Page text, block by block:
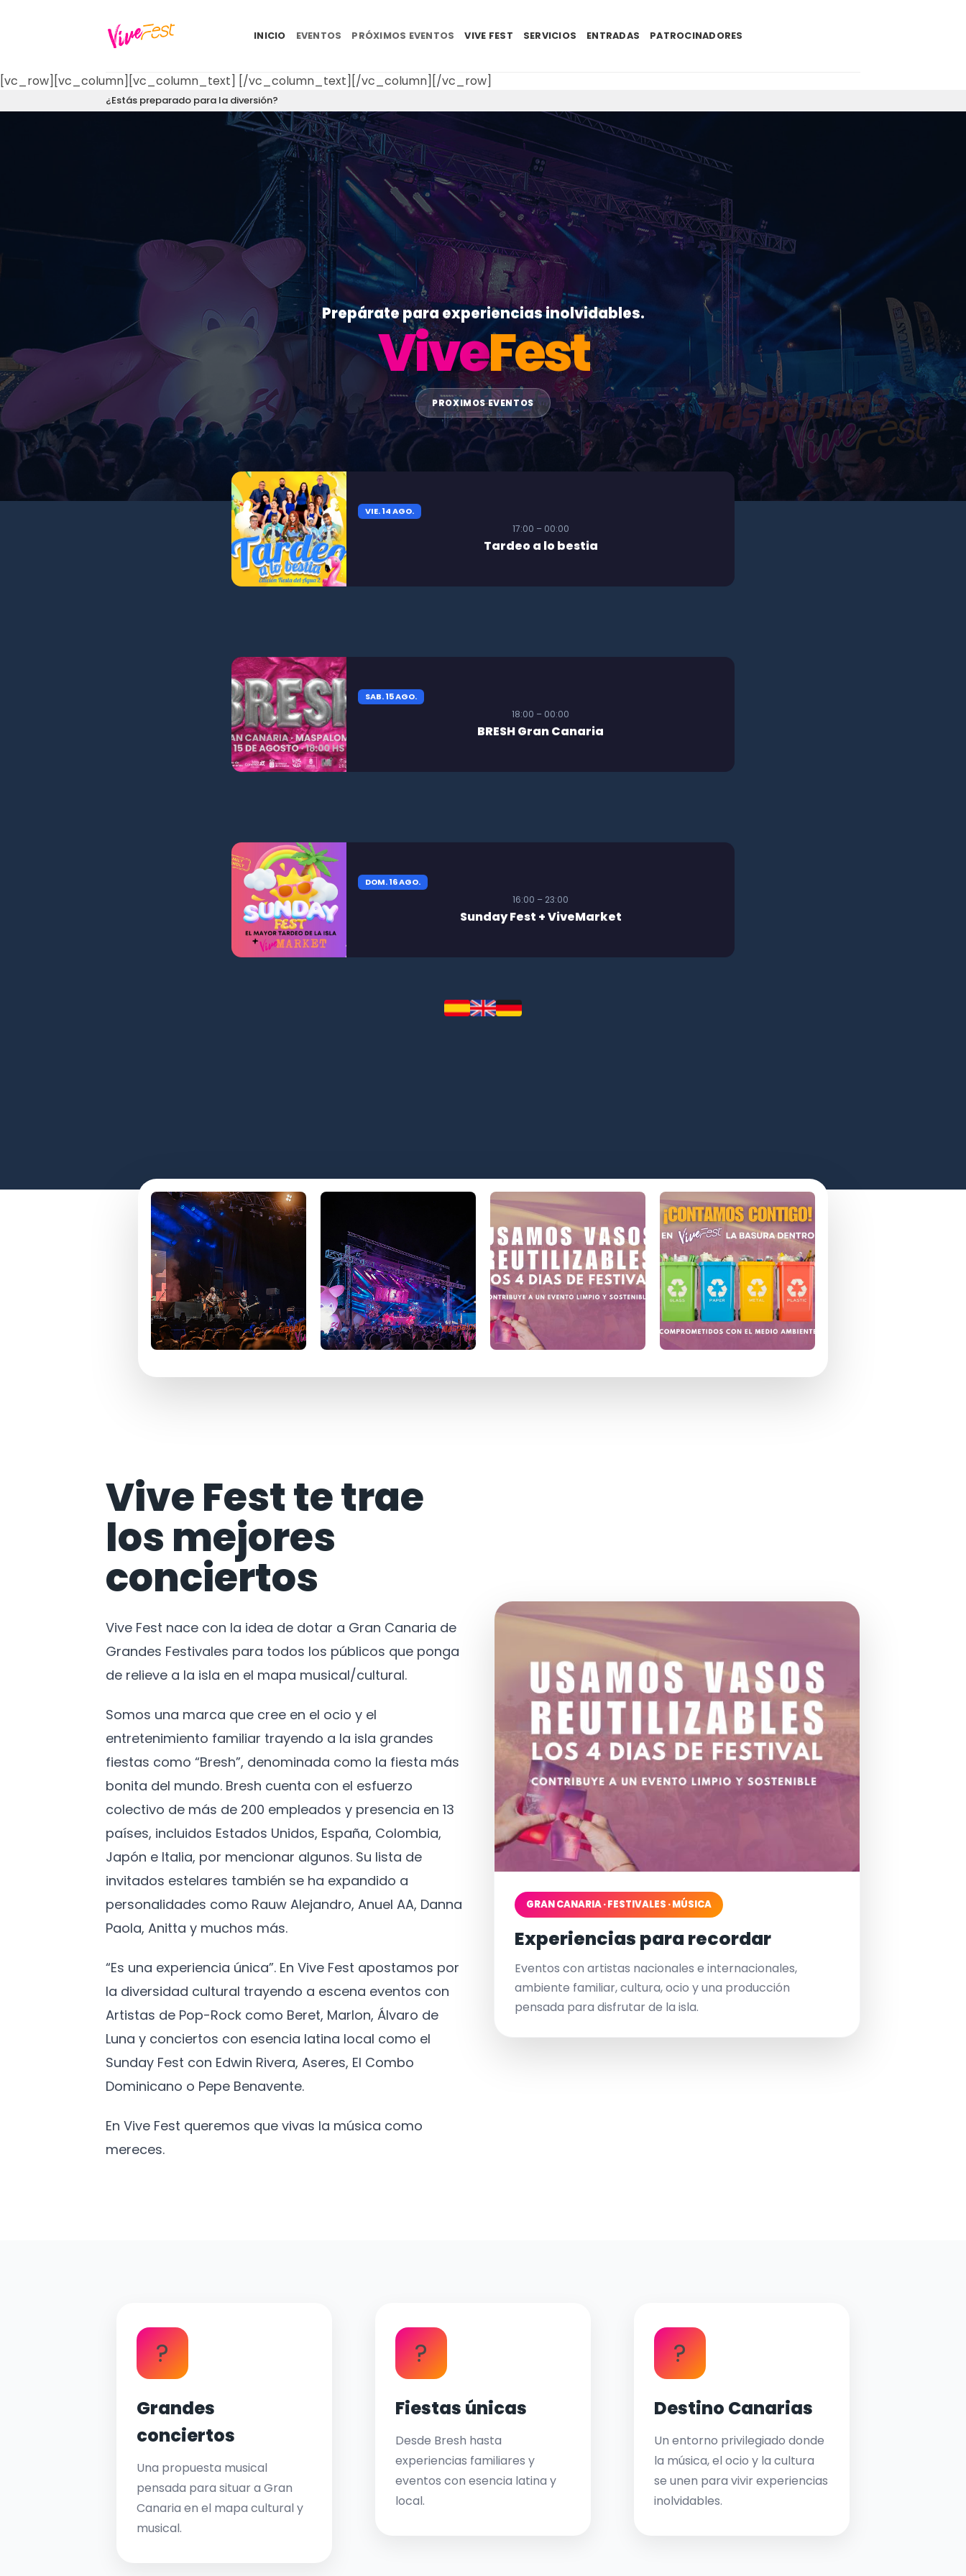
INICIO EVENTOS PRÓXIMOS EVENTOS VIVE FEST SERVICIOS ENTRADAS PATROCINADORES
[vc_row][vc_column][vc_column_text] [/vc_column_text][/vc_column][/vc_row]
¿Estás preparado para la diversión?
Prepárate para experiencias inolvidables.
ViveFest
PROXIMOS EVENTOS
VIE. 14 AGO.
17:00 – 00:00
Tardeo a lo bestia
SAB. 15 AGO.
18:00 – 00:00
BRESH Gran Canaria
DOM. 16 AGO.
16:00 – 23:00
Sunday Fest + ViveMarket
Vive Fest te trae
los mejores
conciertos
Vive Fest nace con la idea de dotar a Gran Canaria de
Grandes Festivales para todos los públicos que ponga
de relieve a la isla en el mapa musical/cultural.
Somos una marca que cree en el ocio y el
entretenimiento familiar trayendo a la isla grandes
fiestas como “Bresh”, denominada como la fiesta más
bonita del mundo. Bresh cuenta con el esfuerzo
colectivo de más de 200 empleados y presencia en 13
países, incluidos Estados Unidos, España, Colombia,
Japón e Italia, por mencionar algunos. Su lista de
invitados estelares también se ha expandido a
personalidades como Rauw Alejandro, Anuel AA, Danna
Paola, Anitta y muchos más.
“Es una experiencia única”. En Vive Fest apostamos por
la diversidad cultural trayendo a escena eventos con
Artistas de Pop-Rock como Beret, Marlon, Álvaro de
Luna y conciertos con esencia latina local como el
Sunday Fest con Edwin Rivera, Aseres, El Combo
Dominicano o Pepe Benavente.
En Vive Fest queremos que vivas la música como
mereces.
GRAN CANARIA · FESTIVALES · MÚSICA
Experiencias para recordar
Eventos con artistas nacionales e internacionales,
ambiente familiar, cultura, ocio y una producción
pensada para disfrutar de la isla.
?
Grandes
conciertos
Una propuesta musical
pensada para situar a Gran
Canaria en el mapa cultural y
musical.
?
Fiestas únicas
Desde Bresh hasta
experiencias familiares y
eventos con esencia latina y
local.
?
Destino Canarias
Un entorno privilegiado donde
la música, el ocio y la cultura
se unen para vivir experiencias
inolvidables.